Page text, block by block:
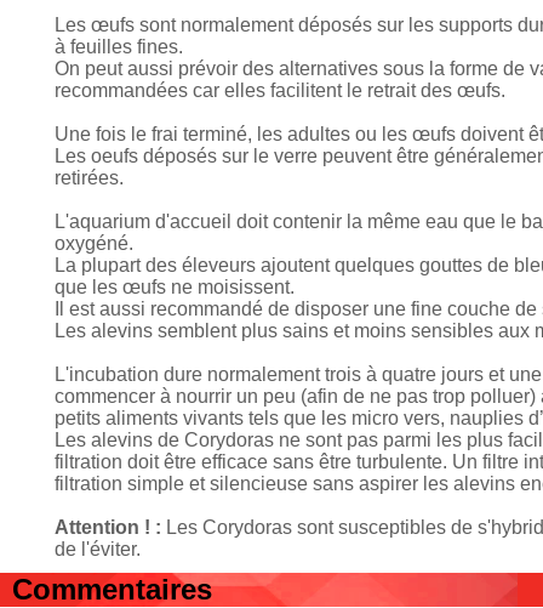
Les œufs sont normalement déposés sur les supports
à feuilles fines.
On peut aussi prévoir des alternatives sous la forme de
recommandées car elles facilitent le retrait des œufs.
Une fois le frai terminé, les adultes ou les œufs doivent
Les oeufs déposés sur le verre peuvent être
retirées.
L'aquarium d'accueil doit contenir la même eau que le
oxygéné.
La plupart des éleveurs ajoutent quelques gouttes de
que les œufs ne moisissent.
Il est aussi recommandé de disposer une fine couche
Les alevins semblent plus sains et moins sensibles
L'incubation dure normalement trois à quatre jours et
commencer à nourrir un peu (afin de ne pas trop
petits aliments vivants tels que les micro vers, nauplies
Les alevins de Corydoras ne sont pas parmi les plus
filtration doit être efficace sans être turbulente. Un filtre
filtration simple et silencieuse sans aspirer les alevins
Attention ! : Les Corydoras sont susceptibles de
de l'éviter.
Commentaires